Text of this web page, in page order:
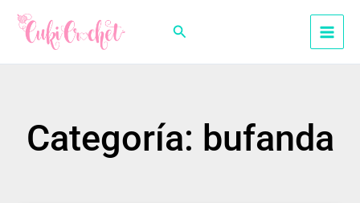
contenido
Buscar
Categoría: bufanda